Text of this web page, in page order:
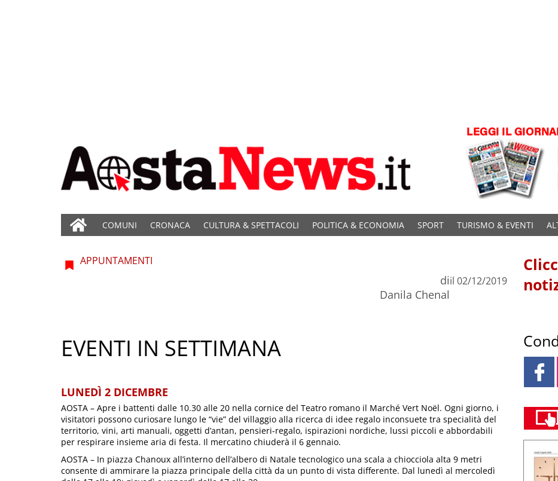
COMUNI CRONACA CULTURA & SPETTACOLI POLITICA & ECONOMIA SPORT TURISMO & EVENTI
APPUNTAMENTI
di
Danila Chenal
il 02/12/2019
EVENTI IN SETTIMANA
LUNEDÌ 2 DICEMBRE
AOSTA – Apre i battenti dalle 10.30 alle 20 nella cornice del Teatro romano il Marché Vert Noël. Ogni giorno, i
visitatori possono curiosare lungo le “vie” del villaggio alla ricerca di idee regalo inconsuete tra specialità del
territorio, vini, arti manuali, oggetti d’antan, pensieri-regalo, ispirazioni nordiche, lussi piccoli e abbordabili
per respirare insieme aria di festa. Il mercatino chiuderà il 6 gennaio.
AOSTA – In piazza Chanoux all’interno dell’albero di Natale tecnologico una scala a chiocciola alta 9 metri
consente di ammirare la piazza principale della città da un punto di vista differente. Dal lunedì al mercoledì